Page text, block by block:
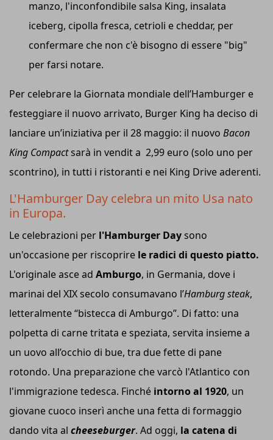
manzo, l'inconfondibile salsa King, insalata
iceberg, cipolla fresca, cetrioli e cheddar, per
confermare che non c'è bisogno di essere "big"
per farsi notare.
Per celebrare la Giornata mondiale dell’Hamburger e
festeggiare il nuovo arrivato, Burger King ha deciso di
lanciare un’iniziativa per il 28 maggio: il nuovo Bacon
King Compactsarà in vendit a 2,99 euro (solo uno per
scontrino), in tutti i ristoranti e nei King Drive aderenti.
L'Hamburger Day celebra un mito Usa nato
in Europa.
Le celebrazioni per l'Hamburger Daysono
un'occasione per riscoprire le radici di questo piatto.
L'originale asce ad Amburgo, in Germania, dove i
marinai del XIX secolo consumavano l’Hamburg steak,
letteralmente “bistecca di Amburgo”. Di fatto: una
polpetta di carne tritata e speziata, servita insieme a
un uovo all’occhio di bue, tra due fette di pane
rotondo. Una preparazione che varcò l'Atlantico con
l'immigrazione tedesca. Finché intorno al 1920, un
giovane cuoco inserì anche una fetta di formaggio
dando vita al cheeseburger. Ad oggi, la catena di